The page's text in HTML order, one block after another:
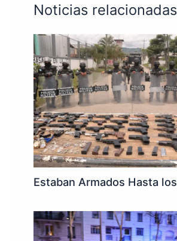
Noticias relacionadas
Estaban Armados Hasta